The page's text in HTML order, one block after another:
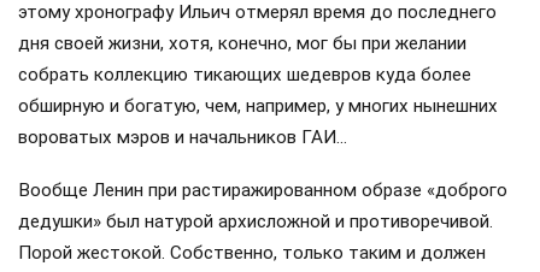
этому хронографу Ильич отмерял время до последнего
дня своей жизни, хотя, конечно, мог бы при желании
собрать коллекцию тикающих шедевров куда более
обширную и богатую, чем, например, у многих нынешних
вороватых мэров и начальников ГАИ…
Вообще Ленин при растиражированном образе «доброго
дедушки» был натурой архисложной и противоречивой.
Порой жестокой. Собственно, только таким и должен